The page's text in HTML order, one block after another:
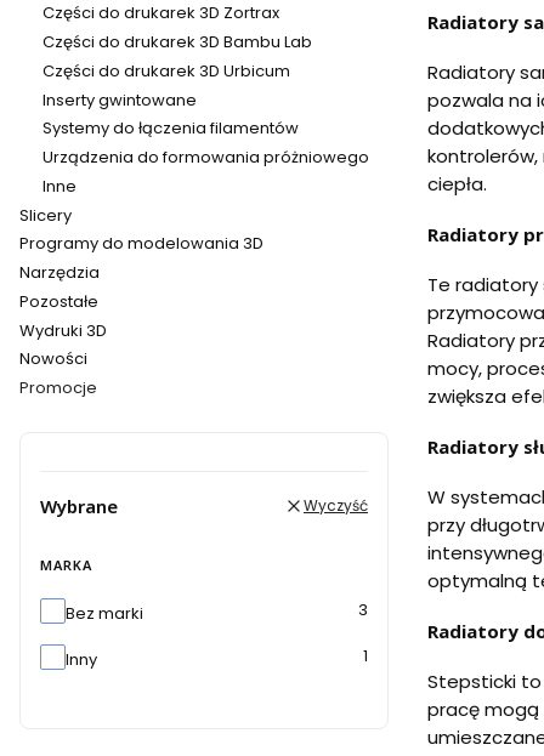
Części do drukarek 3D Zortrax
Części do drukarek 3D Bambu Lab
Części do drukarek 3D Urbicum
Inserty gwintowane
Systemy do łączenia filamentów
Urządzenia do formowania próżniowego
Inne
Slicery
Programy do modelowania 3D
Narzędzia
Pozostałe
Wydruki 3D
Nowości
Promocje
Wybrane Wyczyść
MARKA
Marka
Bez marki 3
Inny 1
Radiatory
Radiatory
pozwala na
ciepła.
Radiatory
Te
Radiatory
mocy,
zwiększa
Radiatory
W
przy
optymalną
Radiatory
Stepsticki to
pracę mogą